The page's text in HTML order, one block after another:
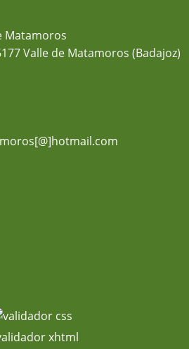
Matamoros
Valle de Matamoros (Badajoz)